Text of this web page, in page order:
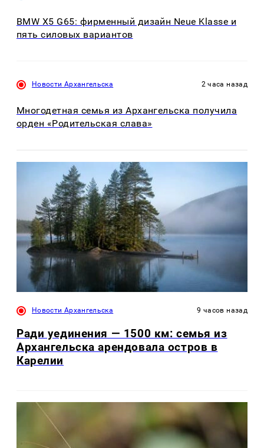
BMW X5 G65: фирменный дизайн Neue Klasse и
пять силовых вариантов
Новости Архангельска 2 часа назад
Многодетная семья из Архангельска получила
орден «Родительская слава»
Новости Архангельска 9 часов назад
Ради уединения — 1500 км: семья из
Архангельска арендовала остров в
Карелии